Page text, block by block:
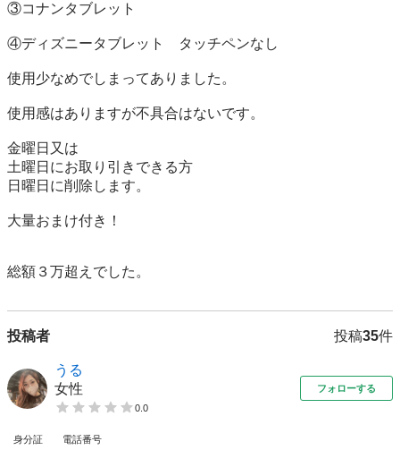
③コナンタブレット
④ディズニータブレット　タッチペンなし
使用少なめでしまってありました。
使用感はありますが不具合はないです。
金曜日又は
土曜日にお取り引きできる方
日曜日に削除します。
大量おまけ付き！
総額３万超えでした。
投稿者 投稿35件
うる
女性
0.0
フォローする
身分証 電話番号